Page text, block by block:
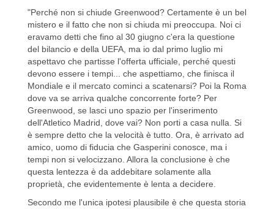
"Perché non si chiude Greenwood? Certamente è un bel
mistero e il fatto che non si chiuda mi preoccupa. Noi ci
eravamo detti che fino al 30 giugno c'era la questione
del bilancio e della UEFA, ma io dal primo luglio mi
aspettavo che partisse l'offerta ufficiale, perché questi
devono essere i tempi... che aspettiamo, che finisca il
Mondiale e il mercato cominci a scatenarsi? Poi la Roma
dove va se arriva qualche concorrente forte? Per
Greenwood, se lasci uno spazio per l'inserimento
dell'Atletico Madrid, dove vai? Non porti a casa nulla. Si
è sempre detto che la velocità è tutto. Ora, è arrivato ad
amico, uomo di fiducia che Gasperini conosce, ma i
tempi non si velocizzano. Allora la conclusione è che
questa lentezza è da addebitare solamente alla
proprietà, che evidentemente è lenta a decidere.
Secondo me l'unica ipotesi plausibile è che questa storia